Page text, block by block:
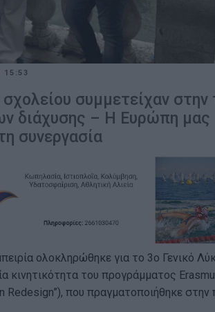
15:53
συμμετείχαν στην
διάχυσης – Η Ευρώπη μας
συνεργασία
ολοκληρώθηκε για το 3ο Γενικό
κινητικότητα του προγράμματος
που πραγματοποιήθηκε στην